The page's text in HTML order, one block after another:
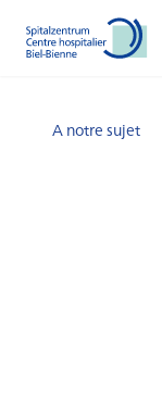
A notre sujet